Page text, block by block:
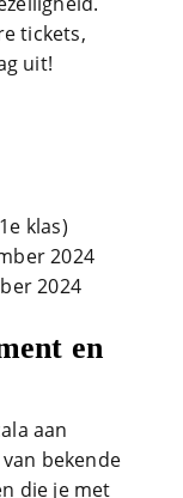
tickets,
uit!
klas)
2024
2024
en
aan
bekende
die je met